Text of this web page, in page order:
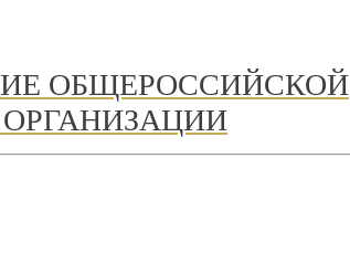
ОБЩЕРОССИЙСКОЙ